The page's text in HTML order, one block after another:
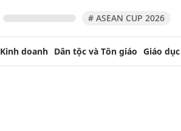
# ASEAN CUP 2026
Kinh doanh Dân tộc và Tôn giáo Giáo dục